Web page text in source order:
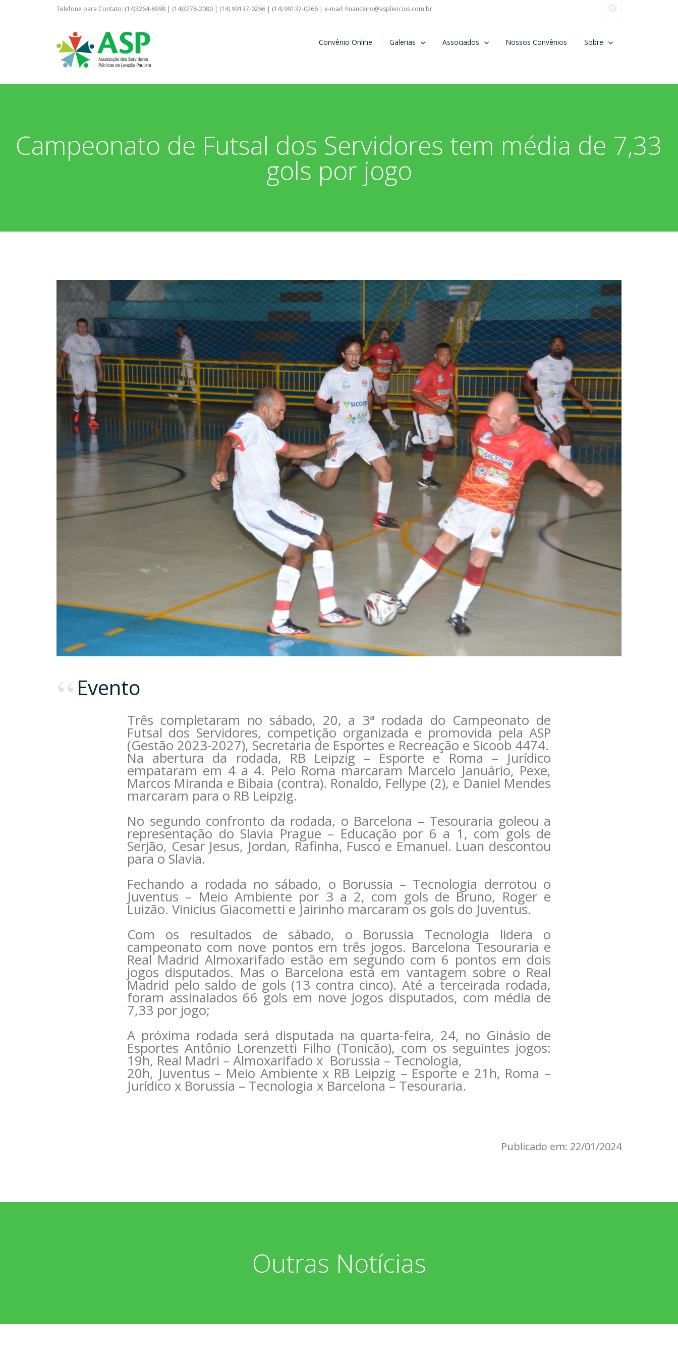
Telefone para Contato: (14)3264-8998 | (14)3278-2080 | (14) 99137-0266 | (14) 99137-0266 | e-mail: financeiro@asplencois.com.br
Convênio Online Galerias Associados Nossos Convênios Sobre
Campeonato de Futsal dos Servidores tem média de 7,33
gols por jogo
Evento
Três completaram no sábado, 20, a 3ª rodada do Campeonato de
Futsal dos Servidores, competição organizada e promovida pela ASP
(Gestão 2023-2027), Secretaria de Esportes e Recreação e Sicoob 4474.
Na abertura da rodada, RB Leipzig – Esporte e Roma – Jurídico
empataram em 4 a 4. Pelo Roma marcaram Marcelo Januário, Pexe,
Marcos Miranda e Bibaia (contra). Ronaldo, Fellype (2), e Daniel Mendes
marcaram para o RB Leipzig.
No segundo confronto da rodada, o Barcelona – Tesouraria goleou a
representação do Slavia Prague – Educação por 6 a 1, com gols de
Serjão, Cesar Jesus, Jordan, Rafinha, Fusco e Emanuel. Luan descontou
para o Slavia.
Fechando a rodada no sábado, o Borussia – Tecnologia derrotou o
Juventus – Meio Ambiente por 3 a 2, com gols de Bruno, Roger e
Luizão. Vinicius Giacometti e Jairinho marcaram os gols do Juventus.
Com os resultados de sábado, o Borussia Tecnologia lidera o
campeonato com nove pontos em três jogos. Barcelona Tesouraria e
Real Madrid Almoxarifado estão em segundo com 6 pontos em dois
jogos disputados. Mas o Barcelona está em vantagem sobre o Real
Madrid pelo saldo de gols (13 contra cinco). Até a terceirada rodada,
foram assinalados 66 gols em nove jogos disputados, com média de
7,33 por jogo;
A próxima rodada será disputada na quarta-feira, 24, no Ginásio de
Esportes Antônio Lorenzetti Filho (Tonicão), com os seguintes jogos:
19h, Real Madri – Almoxarifado x Borussia – Tecnologia,
20h, Juventus – Meio Ambiente x RB Leipzig – Esporte e 21h, Roma –
Jurídico x Borussia – Tecnologia x Barcelona – Tesouraria.
Publicado em: 22/01/2024
Outras Notícias